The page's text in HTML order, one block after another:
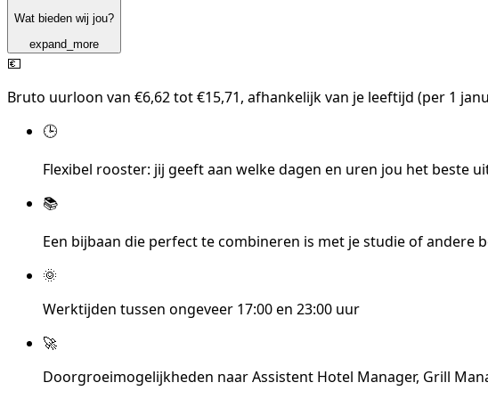
Wat bieden wij jou?
expand_more
💶
Bruto uurloon van €6,62 tot €15,71, afhankelijk van je leeftijd (per 1
🕒
Flexibel rooster: jij geeft aan welke dagen en uren jou het beste
📚
Een bijbaan die perfect te combineren is met je studie of andere
🌞
Werktijden tussen ongeveer 17:00 en 23:00 uur
🚀
Doorgroeimogelijkheden naar Assistent Hotel Manager, Grill